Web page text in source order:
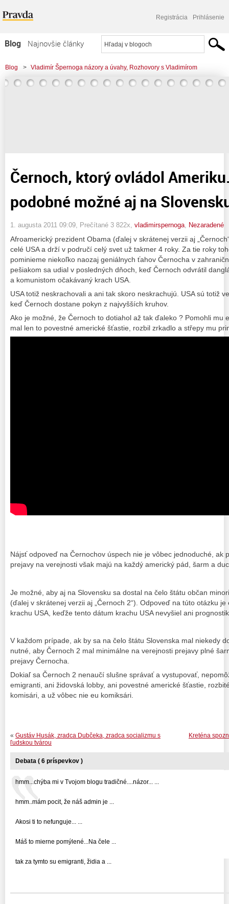
Registrácia Prihlásenie
Blog
Najnovšie články
Najčítanejšie články
Najkomentovanejšie články
Blog > Vladimír Špernoga názory a úvahy, Rozhovory s Vladimírom
> Černoch, ktorý ovládol Ameriku... Je niečo podobné možné aj na Slovensku?
Černoch, ktorý ovládol
podobné možné aj na
1. augusta 2011 09:09 , Prečítané 3 822x, vladimirspernoga Nezaradené
Afroamerický prezident Obama (ďalej v skrátenej verzii aj
celé USA a drží v područí celý svet už takmer 4 roky. Za tie roky
pominieme niekoľko naozaj geniálnych ťahov Černocha v
pešiakom sa udial v posledných dňoch, keď Černoch odvrátil
a komunistom očakávaný krach USA.
USA totiž neskrachovali a ani tak skoro neskrachujú. USA sú totiž
keď Černoch dostane pokyn z najvyšších kruhov.
Ako je možné, že Černoch to dotiahol až tak ďaleko ? Pomohli mu
mal len to povestné americké šťastie, rozbil zrkadlo a střepy mu
Nájsť odpoveď na Černochov úspech nie je vôbec jednoduché, ak
prejavy na verejnosti však majú na každý americký pád, šarm a
Je možné, aby aj na Slovensku sa dostal na čelo štátu občan
(ďalej v skrátenej verzii aj „Černoch 2“). Odpoveď na túto otázku
krachu USA, keďže tento dátum krachu USA nevyšiel ani
V každom prípade, ak by sa na čelo štátu Slovenska mal niekedy
nutné, aby Černoch 2 mal minimálne na verejnosti prejavy plné
prejavy Černocha.
Dokiaľ sa Černoch 2 nenaučí slušne správať a vystupovať,
emigranti, ani židovská lobby, ani povestné americké šťastie,
komisári, a už vôbec nie eu komiksári.
Kreténa
« Gustáv Husák, zradca Dubčeka, zradca socializmu s
ľudskou tvárou
Debata ( 6 príspevkov )
hmm...chýba mi v Tvojom blogu tradičné....názor... ...
hmm..mám pocit, že náš admin je ...
Akosi ti to nefunguje... ...
Máš to mierne pomýlené...Na čele ...
tak za tymto su emigranti, židia a ...